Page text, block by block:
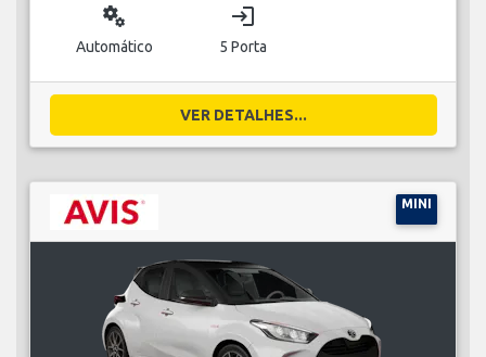
miscellaneous_services
Automático
login
5 Porta
VER DETALHES...
MINI